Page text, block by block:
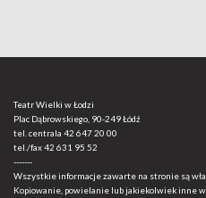
Teatr Wielki w Łodzi
Plac Dąbrowskiego, 90-249 Łódź
tel. centrala 42 647 20 00
tel./fax42 631 95 52
-------
Wszystkie informacje zawarte na stronie są
Kopiowanie, powielanie lub jakiekolwiek inne